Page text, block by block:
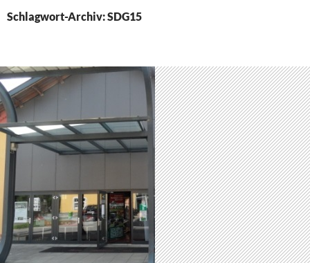
Schlagwort-Archiv: SDG15